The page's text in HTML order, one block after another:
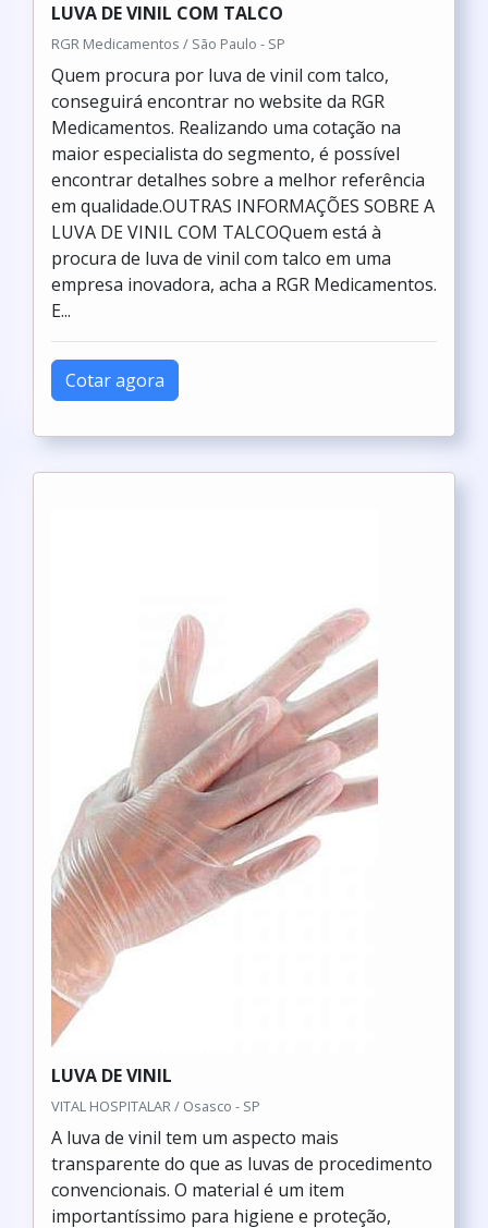
LUVA DE VINIL COM TALCO
RGR Medicamentos / São Paulo - SP
Quem procura por luva de vinil com talco,
conseguirá encontrar no website da RGR
Medicamentos. Realizando uma cotação na
maior especialista do segmento, é possível
encontrar detalhes sobre a melhor referência
em qualidade.OUTRAS INFORMAÇÕES SOBRE A
LUVA DE VINIL COM TALCOQuem está à
procura de luva de vinil com talco em uma
empresa inovadora, acha a RGR Medicamentos.
E...
Cotar agora
LUVA DE VINIL
VITAL HOSPITALAR / Osasco - SP
A luva de vinil tem um aspecto mais
transparente do que as luvas de procedimento
convencionais. O material é um item
importantíssimo para higiene e proteção,